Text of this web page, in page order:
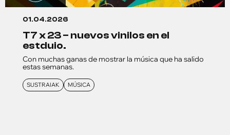
01.04.2026
t7 x 23 – nuevos vinilos en el
estduio.
Con muchas ganas de mostrar la música que ha salido
estas semanas.
SUSTRAIAK MÚSICA